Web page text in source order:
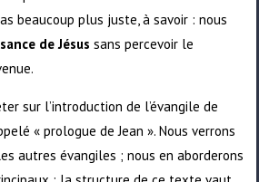
beaucoup plus juste, à savoir : nous
de Jésus sans percevoir le
sur l’introduction de l’évangile de
« prologue de Jean ». Nous verrons
autres évangiles ; nous en aborderons